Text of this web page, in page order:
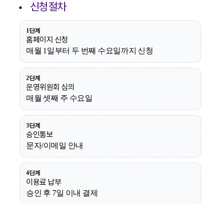
신청절차
1단계
홈페이지 신청
매월 1일부터 두 번째 수요일까지 신청
2단계
운영위원회 심의
매월 셋째 주 수요일
3단계
승인통보
문자/이메일 안내
4단계
이용료 납부
승인 후 7일 이내 결제